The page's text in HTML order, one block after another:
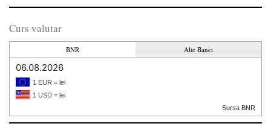
Curs valutar
BNR Alte Banci
06.08.2026
1 EUR = lei
1 USD = lei
Sursa BNR